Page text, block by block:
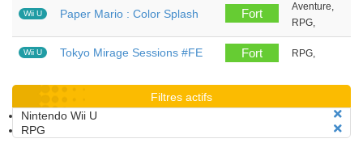
Wii U Paper Mario : Color Splash Fort
Aventure,
RPG,
Wii U Tokyo Mirage Sessions #FE Fort RPG,
Filtres actifs
Nintendo Wii U
RPG